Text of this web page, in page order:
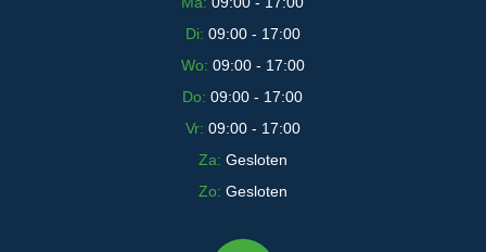
Di: 09:00 - 17:00
Wo: 09:00 - 17:00
Do:09:00 - 17:00
Vr: 09:00 - 17:00
Za: Gesloten
Zo: Gesloten